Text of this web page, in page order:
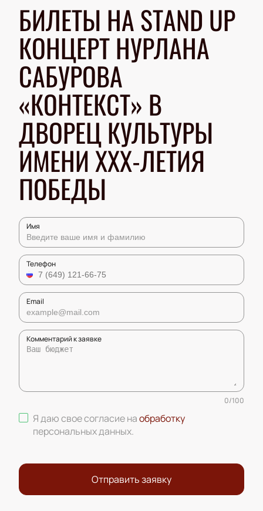
БИЛЕТЫ НА STAND UP
КОНЦЕРТ НУРЛАНА
САБУРОВА
«КОНТЕКСТ» В
ДВОРЕЦ КУЛЬТУРЫ
ИМЕНИ ХХХ-ЛЕТИЯ
ПОБЕДЫ
Имя
Телефон
Email
Комментарий к заявке
0/100
Я даю свое согласие наобработку
персональных данных.
Отправить заявку